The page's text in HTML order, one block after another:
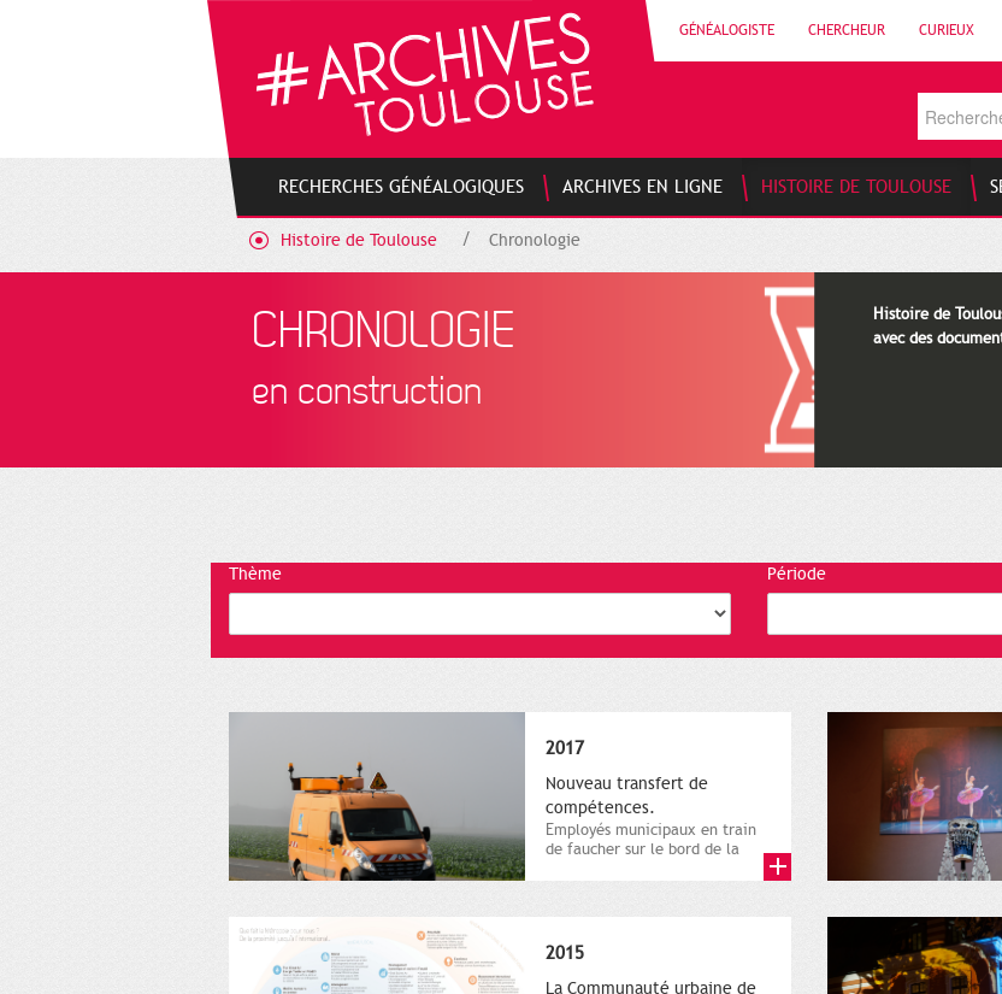
GÉNÉALOGISTE CHERCHEUR CURIEUX
RECHERCHES GÉNÉALOGIQUES ARCHIVES EN LIGNE HISTOIRE DE TOULOUSE
Histoire de Toulouse Chronologie
CHRONOLOGIE
en construction
Histoire de
avec des
Thème Période
2017
Nouveau transfert de
compétences.
Employés municipaux en train
de faucher sur le bord de la
2015
La Communauté urbaine de
Gestion de vos préférences sur les cookies